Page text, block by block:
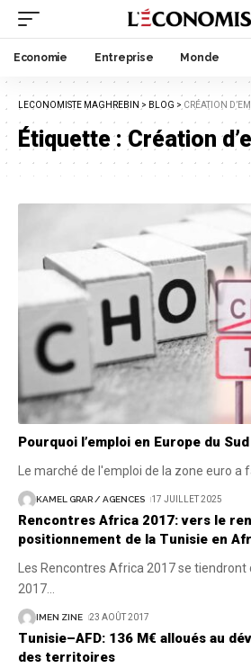
Economie Entreprise Monde
LECONOMISTE MAGHREBIN > BLOG > CRÉATION
Étiquette :Création
Pourquoi l’emploi en Europe du
Le marché de l'emploi de la zone euro a
KAMEL GRAR / AGENCES 17 JUILLET 2025
Rencontres Africa 2017: vers le
positionnement de la Tunisie en
Les Rencontres Africa 2017 se tiendront
2017
IMEN ZINE 23 AOÛT 2017
Tunisie–AFD: 136 M€ alloués au
des territoires